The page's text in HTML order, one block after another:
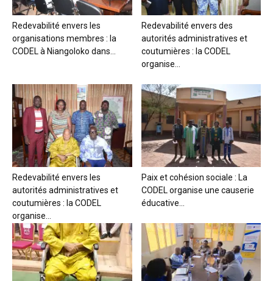
Redevabilité envers les
organisations membres : la
CODEL à Niangoloko dans...
Redevabilité envers des
autorités administratives et
coutumières : la CODEL
organise...
Redevabilité envers les
autorités administratives et
coutumières : la CODEL
organise...
Paix et cohésion sociale : La
CODEL organise une causerie
éducative...